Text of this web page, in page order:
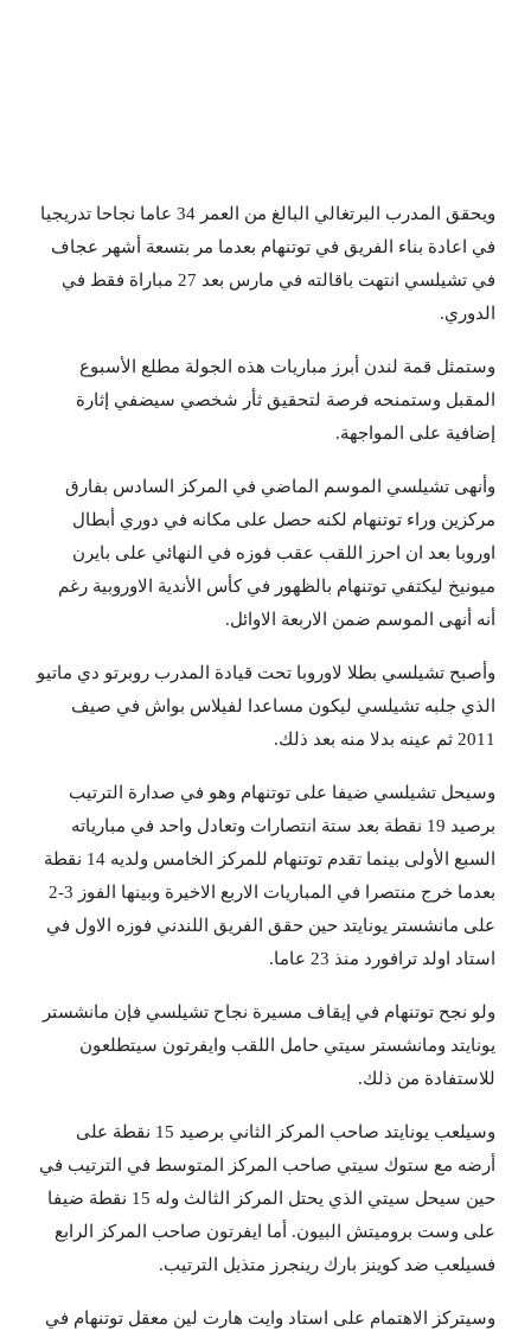
ويحقق المدرب البرتغالي البالغ من العمر 34 عاما نجاحا تدريجيا
في اعادة بناء الفريق في توتنهام بعدما مر بتسعة أشهر عجاف
في تشيلسي انتهت باقالته في مارس بعد 27 مباراة فقط في
الدوري.
وستمثل قمة لندن أبرز مباريات هذه الجولة مطلع الأسبوع
المقبل وستمنحه فرصة لتحقيق ثأر شخصي سيضفي إثارة
إضافية على المواجهة.
وأنهى تشيلسي الموسم الماضي في المركز السادس بفارق
مركزين وراء توتنهام لكنه حصل على مكانه في دوري أبطال
اوروبا بعد ان احرز اللقب عقب فوزه في النهائي على بايرن
ميونيخ ليكتفي توتنهام بالظهور في كأس الأندية الاوروبية رغم
أنه أنهى الموسم ضمن الاربعة الاوائل.
وأصبح تشيلسي بطلا لاوروبا تحت قيادة المدرب روبرتو دي ماتيو
الذي جلبه تشيلسي ليكون مساعدا لفيلاس بواش في صيف
2011 ثم عينه بدلا منه بعد ذلك.
وسيحل تشيلسي ضيفا على توتنهام وهو في صدارة الترتيب
برصيد 19 نقطة بعد ستة انتصارات وتعادل واحد في مبارياته
السبع الأولى بينما تقدم توتنهام للمركز الخامس ولديه 14 نقطة
بعدما خرج منتصرا في المباريات الاربع الاخيرة وبينها الفوز 3-2
على مانشستر يونايتد حين حقق الفريق اللندني فوزه الاول في
استاد اولد ترافورد منذ 23 عاما.
ولو نجح توتنهام في إيقاف مسيرة نجاح تشيلسي فإن مانشستر
يونايتد ومانشستر سيتي حامل اللقب وايفرتون سيتطلعون
للاستفادة من ذلك.
وسيلعب يونايتد صاحب المركز الثاني برصيد 15 نقطة على
أرضه مع ستوك سيتي صاحب المركز المتوسط في الترتيب في
حين سيحل سيتي الذي يحتل المركز الثالث وله 15 نقطة ضيفا
على وست بروميتش البيون. أما ايفرتون صاحب المركز الرابع
فسيلعب ضد كوينز بارك رينجرز متذيل الترتيب.
وسيتركز الاهتمام على استاد وايت هارت لين معقل توتنهام في